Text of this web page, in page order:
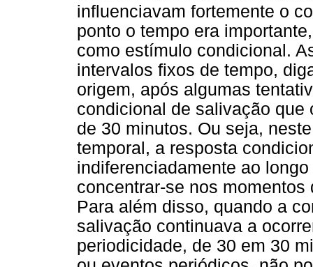
influenciavam fortemente o
ponto o tempo era
como estímulo condicional.
intervalos fixos de tempo,
origem, após algumas
condicional de salivação que
de 30 minutos. Ou seja,
temporal, a resposta
indiferenciadamente ao
concentrar-se nos
Para além disso, quando a
salivação continuava a
periodicidade, de 30 em 30